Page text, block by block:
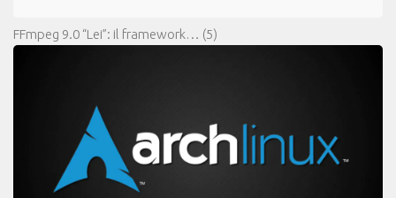
FFmpeg 9.0 “Lei”: il framework… (5)